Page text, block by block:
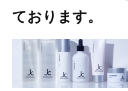
ております。